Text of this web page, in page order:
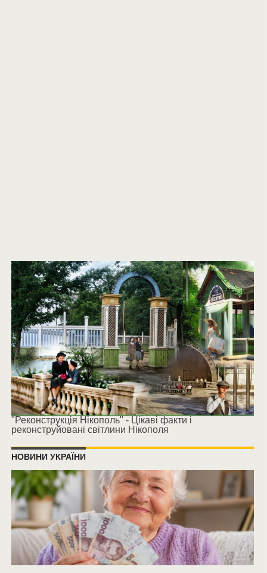
"Реконструкція Нікополь" - Цікаві факти і
реконструйовані світлини Нікополя
НОВИНИ УКРАЇНИ